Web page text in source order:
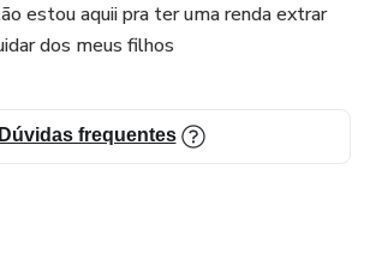
estou aquii pra ter uma renda extrar
dos meus filhos
Dúvidas frequentes